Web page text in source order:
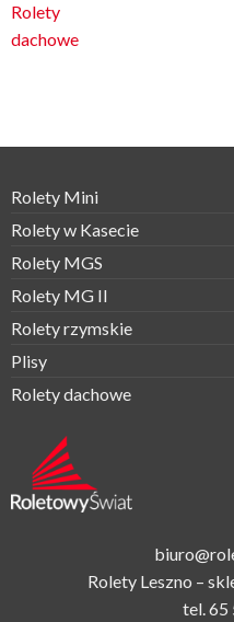
Rolety
dachowe
Rolety Mini
Rolety w Kasecie
Rolety MGS
Rolety MG II
Rolety rzymskie
Plisy
Rolety dachowe
Rolety Leszno –
tel.65